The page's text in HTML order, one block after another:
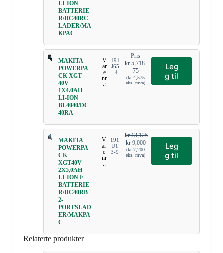
LI-ION
BATTERIE
R/DC40RC
LADER/MA
KPAC
MAKITA
POWERPA
CK XGT
40V
1X4.0AH
LI-ION
BL4040/DC
40RA
V
ar
e
nr
.:
191
J65
-4
Pris
kr 5,718.
75
(kr4,575
eks. mva)
Leg
g til
MAKITA
POWERPA
CK
XGT40V
2X5,0AH
LI-ION F-
BATTERIE
R/DC40RB
2-
PORTSLAD
ER/MAKPA
C
V
ar
e
nr
.:
191
U1
3-9
kr13,125
kr9,000
(kr7,200
eks. mva)
Leg
g til
Relaterte produkter